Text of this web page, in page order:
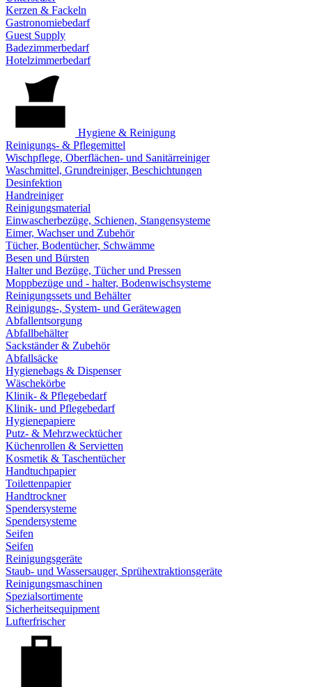
Kerzen & Fackeln
Gastronomiebedarf
Guest Supply
Badezimmerbedarf
Hotelzimmerbedarf
Hygiene & Reinigung
Reinigungs- & Pflegemittel
Wischpflege, Oberflächen- und Sanitärreiniger
Waschmittel, Grundreiniger, Beschichtungen
Desinfektion
Handreiniger
Reinigungsmaterial
Einwascherbezüge, Schienen, Stangensysteme
Eimer, Wachser und Zubehör
Tücher, Bodentücher, Schwämme
Besen und Bürsten
Halter und Bezüge, Tücher und Pressen
Moppbezüge und - halter, Bodenwischsysteme
Reinigungssets und Behälter
Reinigungs-, System- und Gerätewagen
Abfallentsorgung
Abfallbehälter
Sackständer & Zubehör
Abfallsäcke
Hygienebags & Dispenser
Wäschekörbe
Klinik- & Pflegebedarf
Klinik- und Pflegebedarf
Hygienepapiere
Putz- & Mehrzwecktücher
Küchenrollen & Servietten
Kosmetik & Taschentücher
Handtuchpapier
Toilettenpapier
Handtrockner
Spendersysteme
Spendersysteme
Seifen
Seifen
Reinigungsgeräte
Staub- und Wassersauger, Sprühextraktionsgeräte
Reinigungsmaschinen
Spezialsortimente
Sicherheitsequipment
Lufterfrischer